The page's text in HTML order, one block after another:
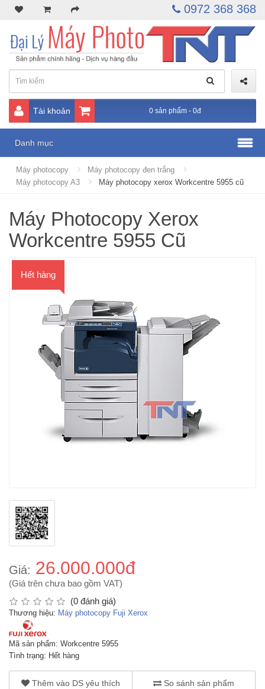
0972 368 368
Tài khoản 0 sản phẩm - 0đ
Danh mục
Máy photocopy
Máy photocopy đen trắng
Máy photocopy A3
Máy photocopy xerox Workcentre 5955 cũ
Máy Photocopy Xerox
Workcentre 5955 Cũ
Hết hàng
Giá: 26.000.000đ
(Giá trên chưa bao gồm VAT)
(0 đánh giá)
Thương hiệu: Máy photocopy Fuji Xerox
Mã sản phẩm: Workcentre 5955
Tình trạng: Hết hàng
Thêm vào DS yêu thích So sánh sản phẩm